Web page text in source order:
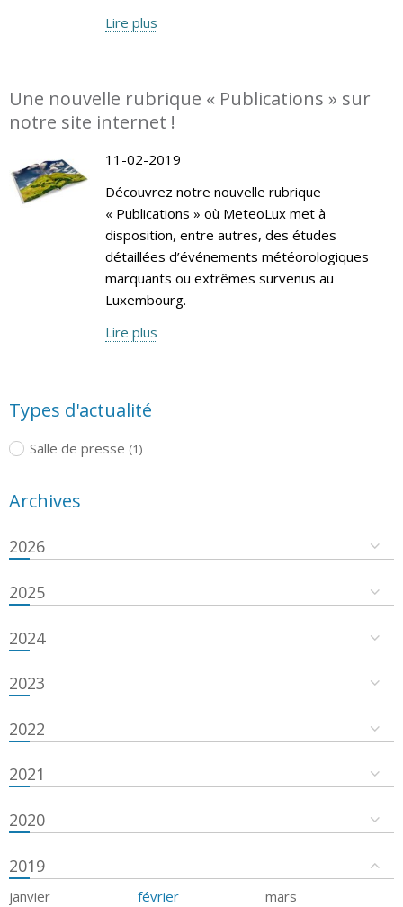
Lire plus
Une nouvelle rubrique « Publications » sur
notre site internet !
11-02-2019
Découvrez notre nouvelle rubrique
« Publications » où MeteoLux met à
disposition, entre autres, des études
détaillées d’événements météorologiques
marquants ou extrêmes survenus au
Luxembourg.
Lire plus
Types d'actualité
Salle de presse (1)
Archives
2026
2025
2024
2023
2022
2021
2020
2019
janvier février
mars